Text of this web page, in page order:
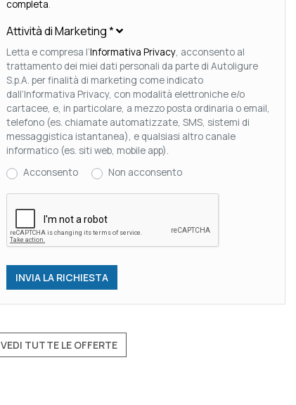
completa.
Attività di Marketing*
Letta e compresa l’Informativa Privacy, acconsento al
trattamento dei miei dati personali da parte di Autoligure
S.p.A. per finalità di marketing come indicato
dall’Informativa Privacy, con modalità elettroniche e/o
cartacee, e, in particolare, a mezzo posta ordinaria o email,
telefono (es. chiamate automatizzate, SMS, sistemi di
messaggistica istantanea), e qualsiasi altro canale
informatico (es. siti web, mobile app).
Acconsento
Non acconsento
VEDI TUTTE LE OFFERTE